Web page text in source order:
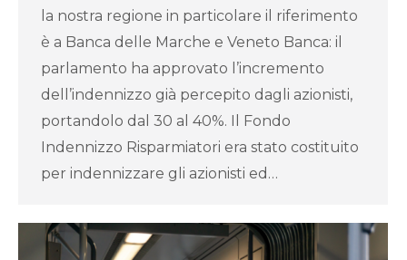
la nostra regione in particolare il riferimento
è a Banca delle Marche e Veneto Banca: il
parlamento ha approvato l’incremento
dell’indennizzo già percepito dagli azionisti,
portandolo dal 30 al 40%. Il Fondo
Indennizzo Risparmiatori era stato costituito
per indennizzare gli azionisti ed…